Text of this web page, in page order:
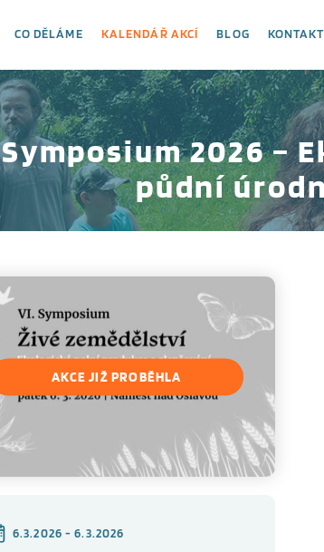
CO DĚLÁME KALENDÁŘ AKCÍ BLOG
Symposium 2026 –
půdní
AKCE JIŽ PROBĚHLA
6.3.2026 - 6.3.2026